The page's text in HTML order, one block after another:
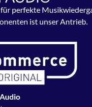
perfekte
ist unser Antrieb.